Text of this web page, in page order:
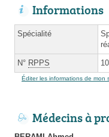
Informations
Spécialité
N° RPPS
Éditer les informations de mon
Médecins à